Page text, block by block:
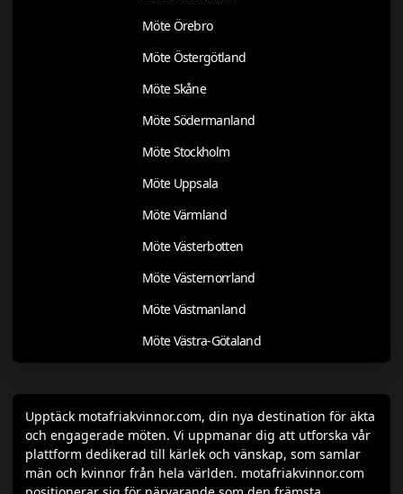
Möte Örebro
Möte Östergötland
Möte Skåne
Möte Södermanland
Möte Stockholm
Möte Uppsala
Möte Värmland
Möte Västerbotten
Möte Västernorrland
Möte Västmanland
Möte Västra-Götaland
Upptäck motafriakvinnor.com, din nya destination för äkta
och engagerade möten. Vi uppmanar dig att utforska vår
plattform dedikerad till kärlek och vänskap, som samlar
män och kvinnor från hela världen. motafriakvinnor.com